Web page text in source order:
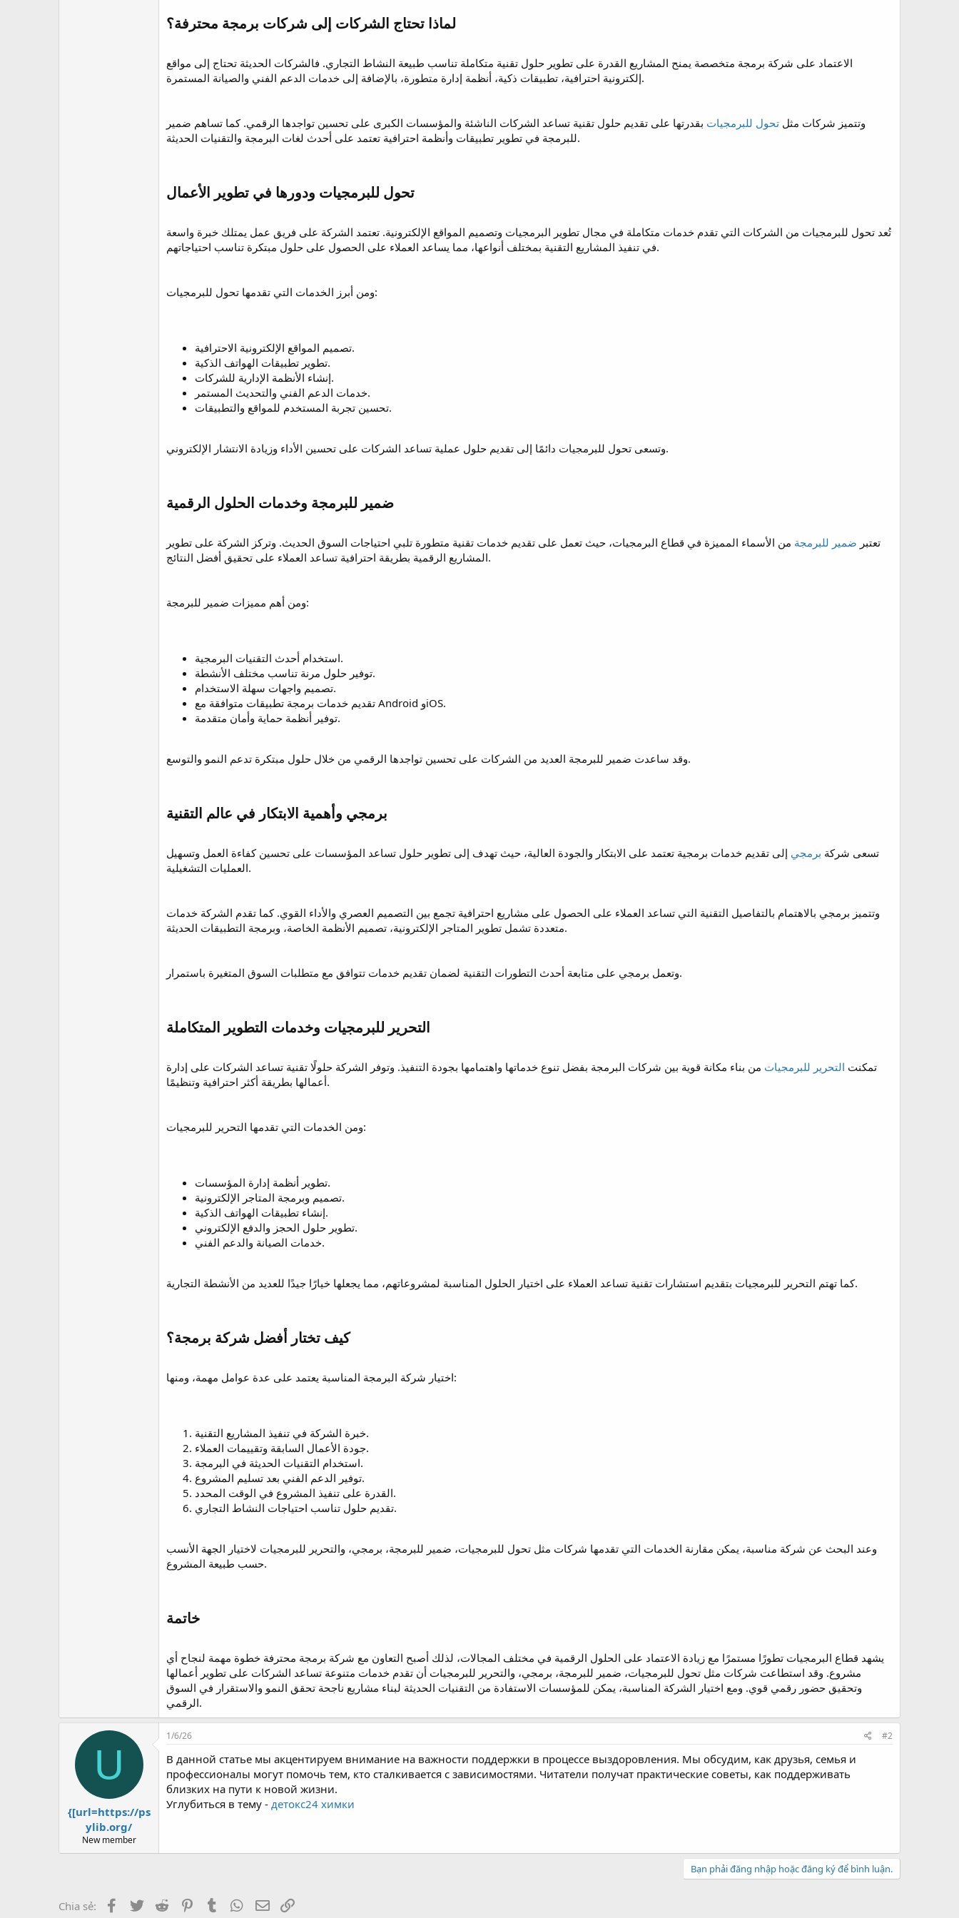
الاعتماد على شركة برمجة متخصصة يمنح المشاريع القدرة على تطوير حلول تقنية متكاملة تناسب طبيعة النشاط التجاري. فالشركات الحديثة تحتاج إلى مواقع
إلكترونية احترافية، تطبيقات ذكية، أنظمة إدارة متطورة، بالإضافة إلى خدمات الدعم الفني والصيانة المستمرة.
وتتميز شركات مثل تحول للبرمجيات بقدرتها على تقديم حلول تقنية تساعد الشركات الناشئة والمؤسسات الكبرى على تحسين تواجدها الرقمي. كما تساهم ضمير
للبرمجة في تطوير تطبيقات وأنظمة احترافية تعتمد على أحدث لغات البرمجة والتقنيات الحديثة.
تُعد تحول للبرمجيات من الشركات التي تقدم خدمات متكاملة في مجال تطوير البرمجيات وتصميم المواقع الإلكترونية. تعتمد الشركة على فريق عمل يمتلك خبرة واسعة
في تنفيذ المشاريع التقنية بمختلف أنواعها، مما يساعد العملاء على الحصول على حلول مبتكرة تناسب احتياجاتهم.
ومن أبرز الخدمات التي تقدمها تحول للبرمجيات:
تصميم المواقع الإلكترونية الاحترافية.
تطوير تطبيقات الهواتف الذكية.
إنشاء الأنظمة الإدارية للشركات.
خدمات الدعم الفني والتحديث المستمر.
تحسين تجربة المستخدم للمواقع والتطبيقات.
وتسعى تحول للبرمجيات دائمًا إلى تقديم حلول عملية تساعد الشركات على تحسين الأداء وزيادة الانتشار الإلكتروني.
تعتبر ضمير للبرمجة من الأسماء المميزة في قطاع البرمجيات، حيث تعمل على تقديم خدمات تقنية متطورة تلبي احتياجات السوق الحديث. وتركز الشركة على تطوير
المشاريع الرقمية بطريقة احترافية تساعد العملاء على تحقيق أفضل النتائج.
ومن أهم مميزات ضمير للبرمجة:
استخدام أحدث التقنيات البرمجية.
توفير حلول مرنة تناسب مختلف الأنشطة.
تصميم واجهات سهلة الاستخدام.
تقديم خدمات برمجة تطبيقات متوافقة مع Android وiOS.
توفير أنظمة حماية وأمان متقدمة.
وقد ساعدت ضمير للبرمجة العديد من الشركات على تحسين تواجدها الرقمي من خلال حلول مبتكرة تدعم النمو والتوسع.
تسعى شركة برمجي إلى تقديم خدمات برمجية تعتمد على الابتكار والجودة العالية، حيث تهدف إلى تطوير حلول تساعد المؤسسات على تحسين كفاءة العمل وتسهيل
العمليات التشغيلية.
وتتميز برمجي بالاهتمام بالتفاصيل التقنية التي تساعد العملاء على الحصول على مشاريع احترافية تجمع بين التصميم العصري والأداء القوي. كما تقدم الشركة خدمات
متعددة تشمل تطوير المتاجر الإلكترونية، تصميم الأنظمة الخاصة، وبرمجة التطبيقات الحديثة.
وتعمل برمجي على متابعة أحدث التطورات التقنية لضمان تقديم خدمات تتوافق مع متطلبات السوق المتغيرة باستمرار.
تمكنت التحرير للبرمجيات من بناء مكانة قوية بين شركات البرمجة بفضل تنوع خدماتها واهتمامها بجودة التنفيذ. وتوفر الشركة حلولًا تقنية تساعد الشركات على إدارة
أعمالها بطريقة أكثر احترافية وتنظيمًا.
ومن الخدمات التي تقدمها التحرير للبرمجيات:
تطوير أنظمة إدارة المؤسسات.
تصميم وبرمجة المتاجر الإلكترونية.
إنشاء تطبيقات الهواتف الذكية.
تطوير حلول الحجز والدفع الإلكتروني.
خدمات الصيانة والدعم الفني.
كما تهتم التحرير للبرمجيات بتقديم استشارات تقنية تساعد العملاء على اختيار الحلول المناسبة لمشروعاتهم، مما يجعلها خيارًا جيدًا للعديد من الأنشطة التجارية.
اختيار شركة البرمجة المناسبة يعتمد على عدة عوامل مهمة، ومنها:
خبرة الشركة في تنفيذ المشاريع التقنية.
جودة الأعمال السابقة وتقييمات العملاء.
استخدام التقنيات الحديثة في البرمجة.
توفير الدعم الفني بعد تسليم المشروع.
القدرة على تنفيذ المشروع في الوقت المحدد.
تقديم حلول تناسب احتياجات النشاط التجاري.
وعند البحث عن شركة مناسبة، يمكن مقارنة الخدمات التي تقدمها شركات مثل تحول للبرمجيات، ضمير للبرمجة، برمجي، والتحرير للبرمجيات لاختيار الجهة الأنسب
حسب طبيعة المشروع.
يشهد قطاع البرمجيات تطورًا مستمرًا مع زيادة الاعتماد على الحلول الرقمية في مختلف المجالات، لذلك أصبح التعاون مع شركة برمجة محترفة خطوة مهمة لنجاح أي
مشروع. وقد استطاعت شركات مثل تحول للبرمجيات، ضمير للبرمجة، برمجي، والتحرير للبرمجيات أن تقدم خدمات متنوعة تساعد الشركات على تطوير أعمالها
وتحقيق حضور رقمي قوي. ومع اختيار الشركة المناسبة، يمكن للمؤسسات الاستفادة من التقنيات الحديثة لبناء مشاريع ناجحة تحقق النمو والاستقرار في السوق
الرقمي.
U
{[url=https://ps
ylib.org/
New member
1/6/26 #2
В данной статье мы акцентируем внимание на важности поддержки в процессе выздоровления. Мы обсудим, как друзья, семья и
профессионалы могут помочь тем, кто сталкивается с зависимостями. Читатели получат практические советы, как поддерживать
близких на пути к новой жизни.
Углубиться в тему - детокс24 химки
Bạn phải đăng nhập hoặc đăng ký để bình luận.
Chia sẻ: Facebook
Twitter Reddit PinterestTumblrWhatsApp
Email